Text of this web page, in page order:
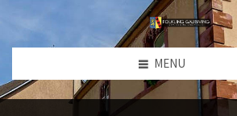
MENU